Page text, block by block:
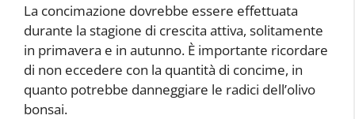
La concimazione dovrebbe essere effettuata
durante la stagione di crescita attiva, solitamente
in primavera e in autunno. È importante ricordare
di non eccedere con la quantità di concime, in
quanto potrebbe danneggiare le radici dell’olivo
bonsai.